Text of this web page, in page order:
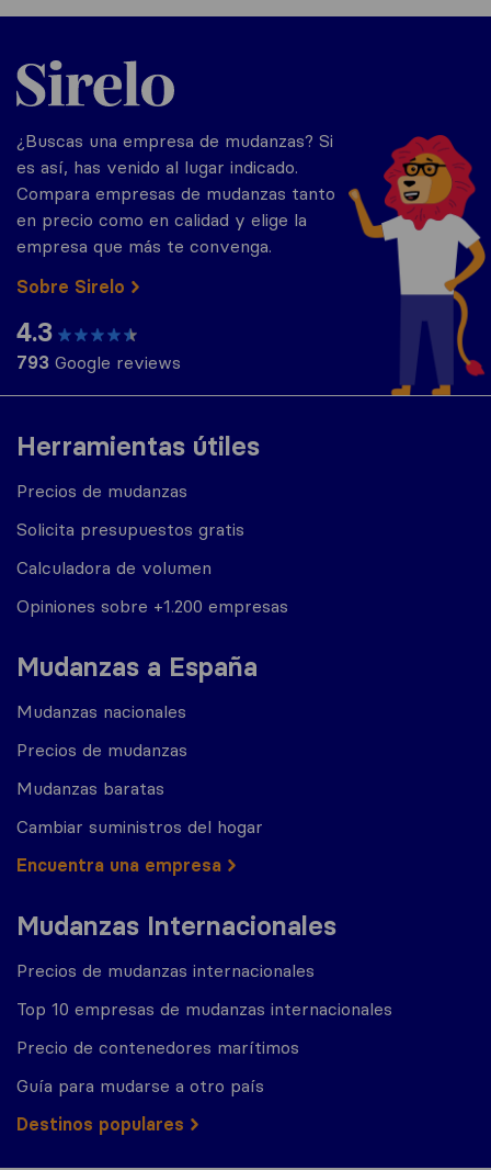
Herramientas útiles
Precios de mudanzas
Solicita presupuestos gratis
Calculadora de volumen
Opiniones sobre +1.200 empresas
Mudanzas a España
Mudanzas nacionales
Precios de mudanzas
Mudanzas baratas
Cambiar suministros del hogar
Encuentra una empresa
Mudanzas Internacionales
Precios de mudanzas internacionales
Top 10 empresas de mudanzas internacionales
Precio de contenedores marítimos
Guía para mudarse a otro país
Destinos populares
Sirelo.es
¿Buscas una empresa de mudanzas? Si
es así, has venido al lugar indicado.
Compara empresas de mudanzas tanto
en precio como en calidad y elige la
empresa que más te convenga.
Sobre Sirelo
4.3
793 Google reviews